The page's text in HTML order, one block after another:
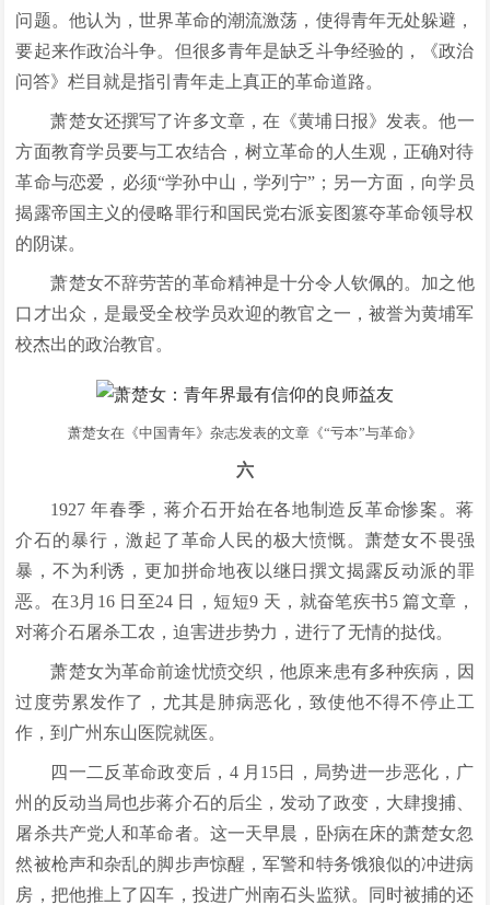
问题。他认为，世界革命的潮流激荡，使得青年无处躲避，
要起来作政治斗争。但很多青年是缺乏斗争经验的，《政治
问答》栏目就是指引青年走上真正的革命道路。
萧楚女还撰写了许多文章，在《黄埔日报》发表。他一
方面教育学员要与工农结合，树立革命的人生观，正确对待
革命与恋爱，必须“学孙中山，学列宁”；另一方面，向学员
揭露帝国主义的侵略罪行和国民党右派妄图篡夺革命领导权
的阴谋。
萧楚女不辞劳苦的革命精神是十分令人钦佩的。加之他
口才出众，是最受全校学员欢迎的教官之一，被誉为黄埔军
校杰出的政治教官。
萧楚女在《中国青年》杂志发表的文章《“亏本”与革命》
六
1927 年春季，蒋介石开始在各地制造反革命惨案。蒋
介石的暴行，激起了革命人民的极大愤慨。萧楚女不畏强
暴，不为利诱，更加拼命地夜以继日撰文揭露反动派的罪
恶。在3月16 日至24 日，短短9 天，就奋笔疾书5 篇文章，
对蒋介石屠杀工农，迫害进步势力，进行了无情的挞伐。
萧楚女为革命前途忧愤交织，他原来患有多种疾病，因
过度劳累发作了，尤其是肺病恶化，致使他不得不停止工
作，到广州东山医院就医。
四一二反革命政变后，4 月15日，局势进一步恶化，广
州的反动当局也步蒋介石的后尘，发动了政变，大肆搜捕、
屠杀共产党人和革命者。这一天早晨，卧病在床的萧楚女忽
然被枪声和杂乱的脚步声惊醒，军警和特务饿狼似的冲进病
房，把他推上了囚车，投进广州南石头监狱。同时被捕的还